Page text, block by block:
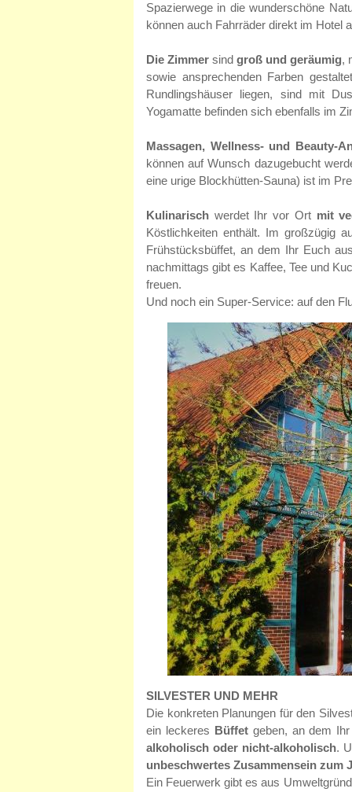
Spazierwege in die wunderschöne
können auch Fahrräder direkt im Hotel
Die Zimmer sind groß und geräumig,
sowie ansprechenden Farben
Rundlingshäuser liegen, sind mit
Yogamatte befinden sich ebenfalls im
Massagen, Wellness- und Beauty-
können auf Wunsch dazugebucht
eine urige Blockhütten-Sauna) ist im
Kulinarisch werdet Ihr vor Ort mit
Köstlichkeiten enthält. Im großzügig
Frühstücksbüffet, an dem Ihr Euch
nachmittags gibt es Kaffee, Tee und
freuen.
Und noch ein Super-Service: auf den
SILVESTER UND MEHR
Die konkreten Planungen für den
ein leckeres Büffetgeben, an dem
alkoholisch oder nicht-alkoholisch.
unbeschwertes Zusammensein zum
Ein Feuerwerk gibt es aus